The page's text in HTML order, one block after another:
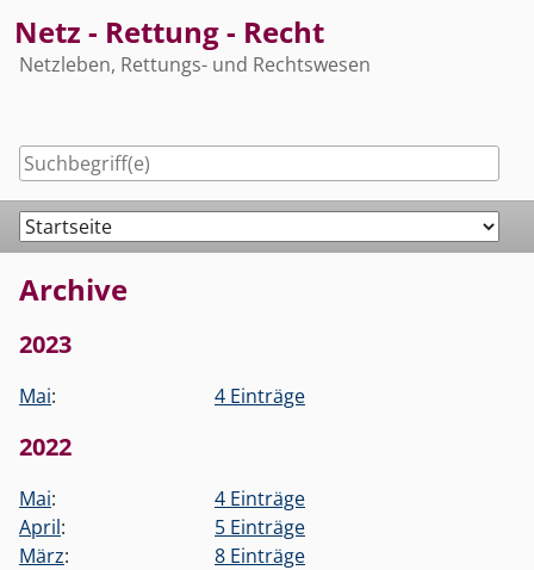
to
content
Netz - Rettung - Recht
Netzleben, Rettungs- und Rechtswesen
Navigation
Archive
2023
Mai: 4 Einträge
2022
Mai:
4 Einträge
April:
5 Einträge
März:
8 Einträge